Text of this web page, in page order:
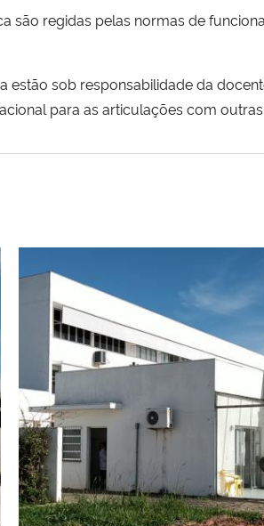
são regidas pelas normas de
sob responsabilidade da
para as articulações com